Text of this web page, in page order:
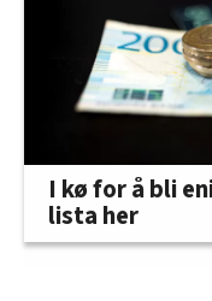
I kø for å bli
lista her